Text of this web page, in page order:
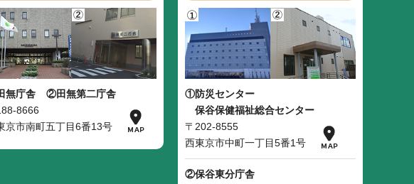
無庁舎
②田無第二庁舎
8666
京市南町五丁目6番13号
①防災センター
保谷保健福祉総合センター
〒202-8555
西東京市中町一丁目5番1号
②保谷東分庁舎